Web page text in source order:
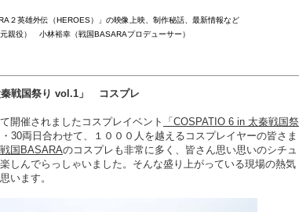
２英雄外伝（HEROES）」の映像上映、制作秘話、最新情報など
親役） 小林裕幸（戦国BASARAプロデューサー）
戦国祭り vol.1」 コスプレ
開催されましたコスプレイベント
「COSPATIO 6 in 太秦戦国祭
30両日合わせて、１０００人を越えるコスプレイヤーの皆さま
戦国BASARAのコスプレも非常に多く、皆さん思い思いのシチュ
しんでらっしゃいました。そんな盛り上がっている現場の熱気
います。